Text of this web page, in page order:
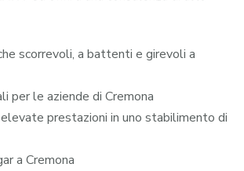
scorrevoli, a battenti e girevoli a
per le aziende di Cremona
prestazioni in uno stabilimento di
a Cremona